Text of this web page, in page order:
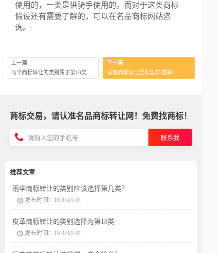
使用的，一类是供骑手使用的。而对于这类商标
假设还有需要了解的，可以在名品商标网站咨
询。
上一篇
雨伞商标转让的类别属于第18类
下一篇
背包商标转让类别怎样选择？
商标交易，请认准名品商标转让网！免费找商标！
联系我
推荐文章
雨伞商标转让的类别应该选择第几类？
发布时间：1970-01-01
皮革商标转让的类别选择为第18类
发布时间：1970-01-01